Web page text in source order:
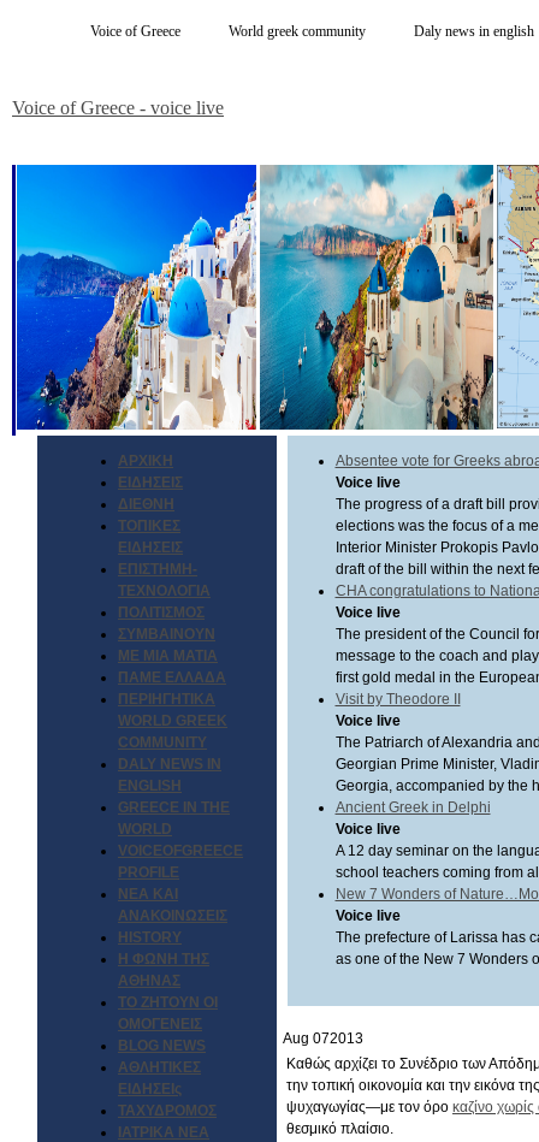
Voice of Greece World greek community Daly news in english
Voice of Greece - voice live
ΑΡΧΙΚΗ
ΕΙΔΗΣΕΙΣ
ΔΙΕΘΝΗ
ΤΟΠΙΚΕΣ
ΕΙΔΗΣΕΙΣ
ΕΠΙΣΤΗΜΗ-
ΤΕΧΝΟΛΟΓΙΑ
ΠΟΛΙΤΙΣΜΟΣ
ΣΥΜΒΑΙΝΟΥΝ
ΜΕ ΜΙΑ ΜΑΤΙΑ
ΠΑΜΕ ΕΛΛΑΔΑ
ΠΕΡΙΗΓΗΤΙΚΑ
WORLD GREEK
COMMUNITY
DALY NEWS IN
ENGLISH
GREECE IN THE
WORLD
VOICEOFGREECE
PROFILE
ΝΕΑ ΚΑΙ
ΑΝΑΚΟΙΝΩΣΕΙΣ
HISTORY
Η ΦΩΝΗ ΤΗΣ
ΑΘΗΝΑΣ
ΤΟ ΖΗΤΟΥΝ ΟΙ
ΟΜΟΓΕΝΕΙΣ
BLOG NEWS
ΑΘΛΗΤΙΚΕΣ
ΕΙΔΗΣΕΙς
ΤΑΧΥΔΡΟΜΟΣ
ΙΑΤΡΙΚΑ ΝΕΑ
Absentee vote for Greeks
Voice live
The progress of a draft bill
elections was the focus of a
Interior Minister Prokopis
draft of the bill within the next
CHA congratulations to
Voice live
The president of the Council
message to the coach and
first gold medal in the
Visit by Theodore II
Voice live
The Patriarch of Alexandria
Georgian Prime Minister,
Georgia, accompanied by the
Ancient Greek in Delphi
Voice live
A 12 day seminar on the
school teachers coming from
New 7 Wonders of
Voice live
The prefecture of Larissa has
as one of the New 7 Wonders
Aug 072013
Καθώς αρχίζει το Συνέδριο των
την τοπική οικονομία και την εικόνα
ψυχαγωγίας—με τον όρο καζίνο χωρίς
θεσμικό πλαίσιο.